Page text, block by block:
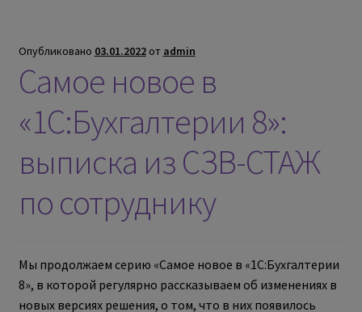
Опубликовано 03.01.2022 от admin
Самое новое в
«1С:Бухгалтерии 8»:
выписка из СЗВ-СТАЖ
по сотруднику
Мы продолжаем серию «Самое новое в «1С:Бухгалтерии
8», в которой регулярно рассказываем об изменениях в
новых версиях решения, о том, что в них появилось